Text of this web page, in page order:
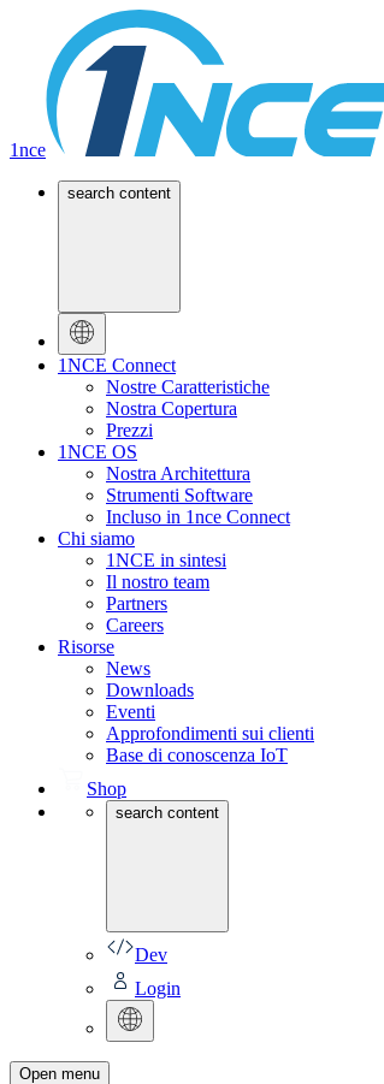
1nce
search content
1NCE Connect
Nostre Caratteristiche
Nostra Copertura
Prezzi
1NCE OS
Nostra Architettura
Strumenti Software
Incluso in 1nce Connect
Chi siamo
1NCE in sintesi
Il nostro team
Partners
Careers
Risorse
News
Downloads
Eventi
Approfondimenti sui clienti
Base di conoscenza IoT
Shop
search content
Dev
Login
Open menu